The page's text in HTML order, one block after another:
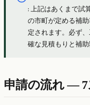
: 上記はあくまで試
の市町が定める補
定されます。必ず
確な見積もりと補助
申請の流れ —